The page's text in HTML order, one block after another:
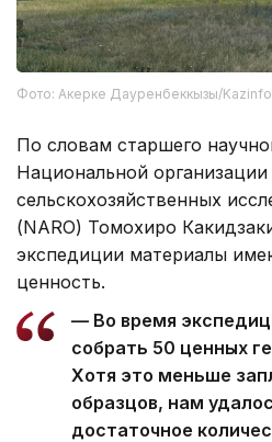
Фото: Акерке Дауренбеккызы/
По словам старшего
Национальной организации
сельскохозяйственных
(NARO) Томохиро
экспедиции материалы
ценность.
— Во время
собрать 50 ценных
Хотя это меньше
образцов, нам
достаточное